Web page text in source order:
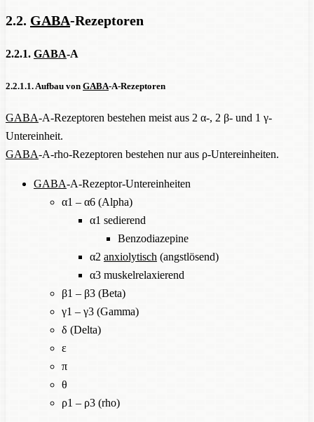
2.2. GABA-Rezeptoren
2.2.1. GABA-A
2.2.1.1. Aufbau von GABA-A-Rezeptoren
GABA-A-Rezeptoren bestehen meist aus 2 α-, 2 β- und 1 γ-
Untereinheit.
GABA-A-rho-Rezeptoren bestehen nur aus ρ-Untereinheiten.
GABA-A-Rezeptor-Untereinheiten
α1 – α6 (Alpha)
α1 sedierend
Benzodiazepine
α2 anxiolytisch (angstlösend)
α3 muskelrelaxierend
β1 – β3 (Beta)
γ1 – γ3 (Gamma)
δ (Delta)
ε
π
θ
ρ1 – ρ3 (rho)